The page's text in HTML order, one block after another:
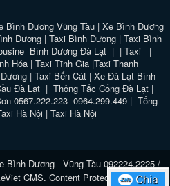
Zalo Chia
Bình Dương Vũng Tàu | Xe Bình Dương
Dương | Taxi Bình Dương | Taxi Bình
Bình Dương Đà Lạt | | Taxi
|
Hóa | Taxi Tĩnh Gia |Taxi Thanh
| Taxi Bến Cát | Xe Đà Lạt Bình
Đà Lạt | Thông Tắc Cống Đà Lạt |
0567.222.223 -0964.299.449 | Tổng
Hà Nội | Taxi Hà Nội
Zalo Chia
Bình Dương - Vũng Tàu 092224.2225 /
CMS. Content Protected website